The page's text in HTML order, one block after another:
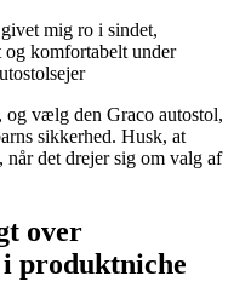
mig ro i sindet,
komfortabelt under
og vælg den Graco autostol,
sikkerhed. Husk, at
det drejer sig om valg af
over
produktniche